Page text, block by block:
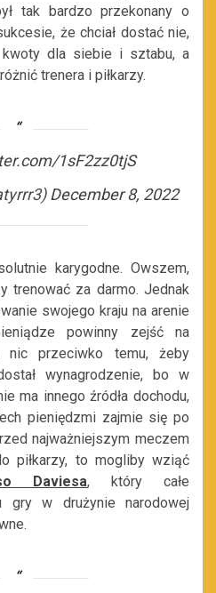
tak bardzo przekonany o
że chciał dostać nie,
kwoty dla siebie i sztabu, a
trenera i piłkarzy.
1sF2zz0tjS
December 8, 2022
karygodne. Owszem,
trenować za darmo. Jednak
swojego kraju na arenie
powinny zejść na
przeciwko temu, żeby
wynagrodzenie, bo w
ma innego źródła dochodu,
pieniędzmi zajmie się po
najważniejszym meczem
piłkarzy, to mogliby wziąć
Daviesa, który całe
gry w drużynie narodowej